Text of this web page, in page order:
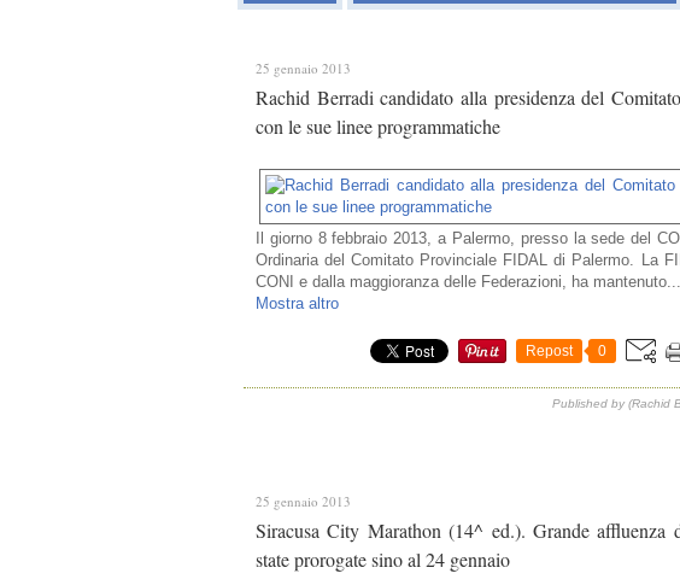
25 gennaio 2013
Rachid Berradi candidato alla presidenza del
con le sue linee programmatiche
Il giorno 8 febbraio 2013, a Palermo, presso la sede del
Ordinaria del Comitato Provinciale FIDAL di Palermo. La
CONI e dalla maggioranza delle Federazioni, ha mantenuto...
Mostra altro
Repost 0
Published by (Rachid
25 gennaio 2013
Siracusa City Marathon (14^ ed.). Grande
state prorogate sino al 24 gennaio